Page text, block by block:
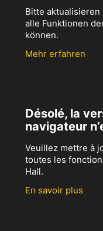
Bitte aktualisieren
alle Funktionen
können.
Mehr erfahren
Désolé, la
navigateur
Veuillez mettre à
toutes les
Hall.
En savoir plus